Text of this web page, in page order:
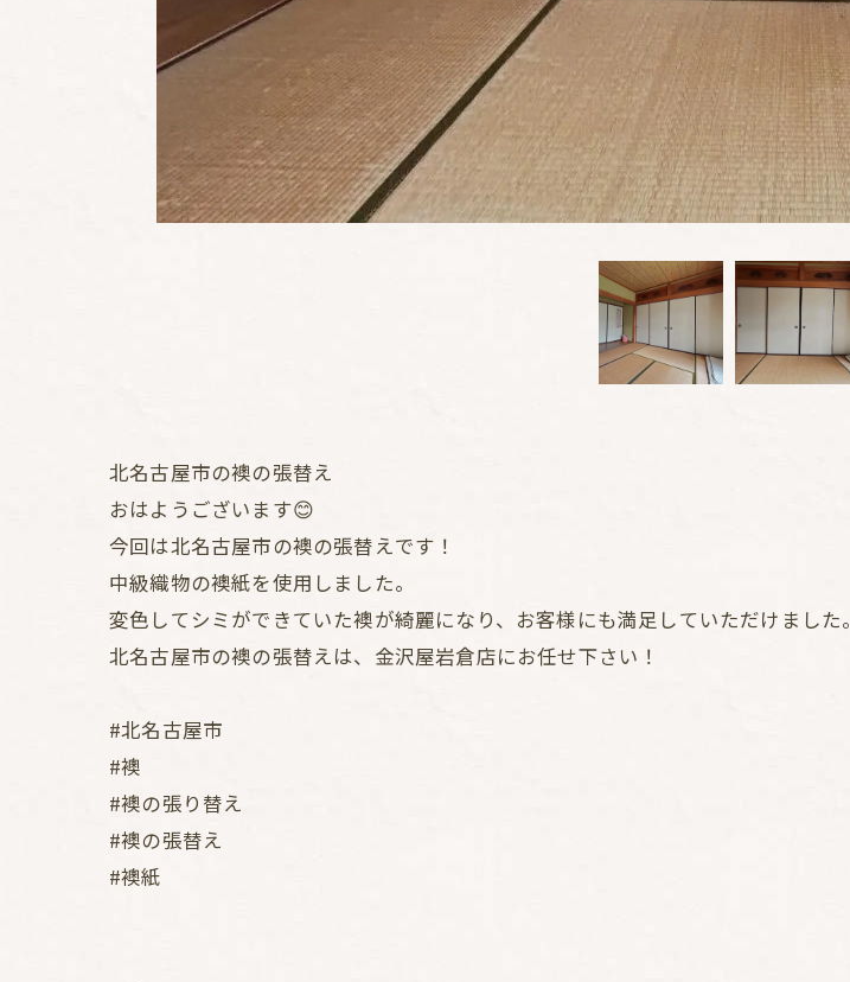
北名古屋市の襖の張替え
おはようございます😊
今回は北名古屋市の襖の張替えです！
中級織物の襖紙を使用しました。
変色してシミができていた襖が綺麗になり、お客様にも満足していただけました。
北名古屋市の襖の張替えは、金沢屋岩倉店にお任せ下さい！
#北名古屋市
#襖
#襖の張り替え
#襖の張替え
#襖紙